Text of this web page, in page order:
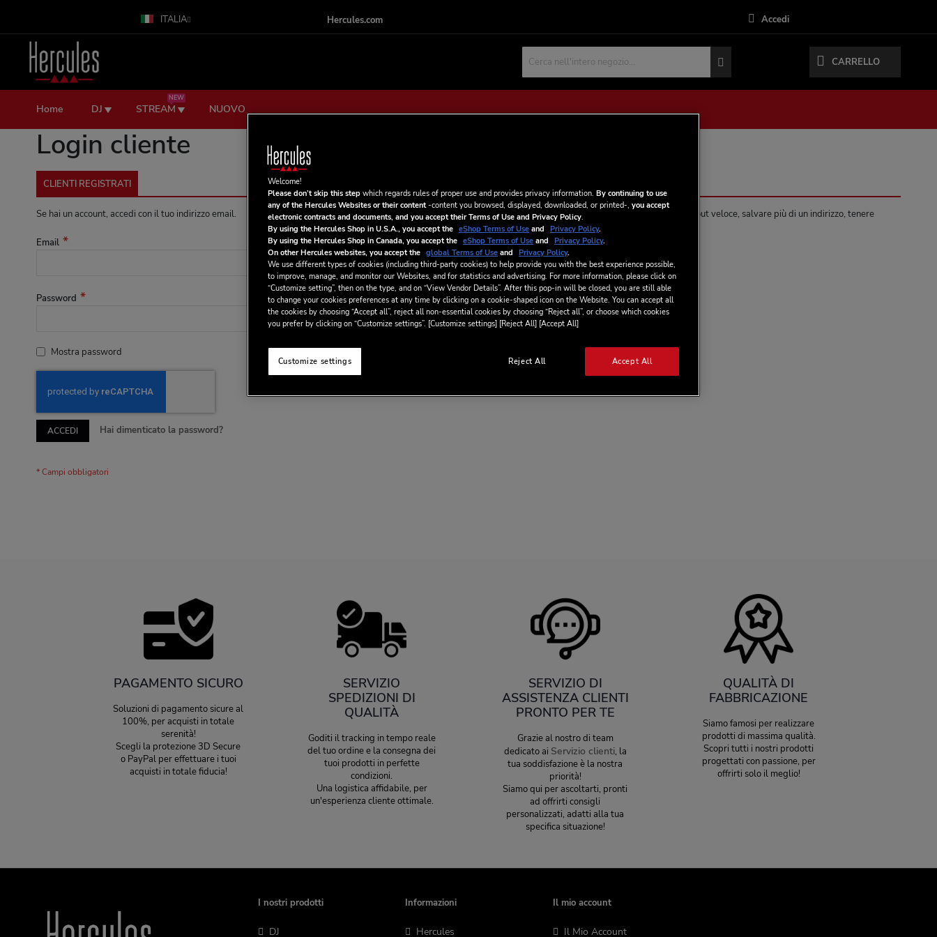
al
contenuto
ITALIA Hercules.com Accedi
CARRELLO
Cercare
Home DJ STREAM
NEW
NUOVO
Login cliente
CLIENTI REGISTRATI
Se hai un account, accedi con il tuo indirizzo email.
Email
Password
Mostra password
ACCEDI Hai dimenticato la password?
La creazione di un account ha molti vantaggi: check-out veloce, salvare più di un indirizzo, tenere
traccia degli ordini e altro ancora.
CREA UN ACCOUNT
PAGAMENTO SICURO
Soluzioni di pagamento sicure al
100%, per acquisti in totale
serenità!
Scegli la protezione 3D Secure
o PayPal per effettuare i tuoi
acquisti in totale fiducia!
SERVIZIO
SPEDIZIONI DI
QUALITÀ
Goditi il tracking in tempo reale
del tuo ordine e la consegna dei
tuoi prodotti in perfette
condizioni.
Una logistica affidabile, per
un'esperienza cliente ottimale.
SERVIZIO DI
ASSISTENZA CLIENTI
PRONTO PER TE
Grazie al nostro di team
dedicato ai Servizio clienti, la
tua soddisfazione è la nostra
priorità!
Siamo qui per ascoltarti, pronti
ad offrirti consigli
personalizzati, adatti alla tua
specifica situazione!
QUALITÀ DI
FABBRICAZIONE
Siamo famosi per realizzare
prodotti di massima qualità.
Scopri tutti i nostri prodotti
progettati con passione, per
offrirti solo il meglio!
I nostri prodotti
DJ
Informazioni
Hercules
Il mio account
Il Mio Account
Welcome!
Please don’t skip this stepwhich regards rules of proper use and provides privacy information. By continuing to use
any of the Hercules Websites or their content-content you browsed, displayed, downloaded, or printed-, you accept
electronic contracts and documents, and you accept their Terms of Use and Privacy Policy.
By using the Hercules Shop in U.S.A., you accept the eShop Terms of Useand Privacy Policy.
By using the Hercules Shop in Canada, you accept the eShop Terms of Useand Privacy Policy.
On other Hercules websites, you accept the global Terms of Useand Privacy Policy.
We use different types of cookies (including third-party cookies) to help provide you with the best experience possible,
to improve, manage, and monitor our Websites, and for statistics and advertising. For more information, please click on
“Customize setting”, then on the type, and on “View Vendor Details”. After this pop-in will be closed, you are still able
to change your cookies preferences at any time by clicking on a cookie-shaped icon on the Website. You can accept all
the cookies by choosing “Accept all”, reject all non-essential cookies by choosing “Reject all”, or choose which cookies
you prefer by clicking on “Customize settings”. [Customize settings] [Reject All] [Accept All]
Reject All Accept All
Customize settings